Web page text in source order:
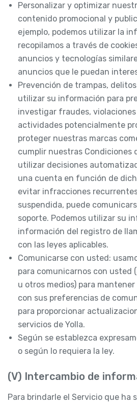
Personalizar y optimizar
contenido promocional y
ejemplo, podemos utilizar la
recopilamos a través de
anuncios y tecnologías
anuncios que le puedan
Prevención de trampas,
utilizar su información para
investigar fraudes,
actividades potencialmente
proteger nuestras marcas
cumplir nuestras Condiciones
utilizar decisiones
una cuenta en función de
evitar infracciones
suspendida, puede
soporte. Podemos utilizar su
información del registro de
con las leyes aplicables.
Comunicarse con usted:
para comunicarnos con usted
u otros medios) para
con sus preferencias de
para proporcionar
servicios de Yolla.
Según se establezca
o según lo requiera la ley.
(V) Intercambio de
Para brindarle el Servicio que ha